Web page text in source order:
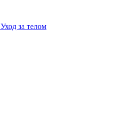
Уход за телом